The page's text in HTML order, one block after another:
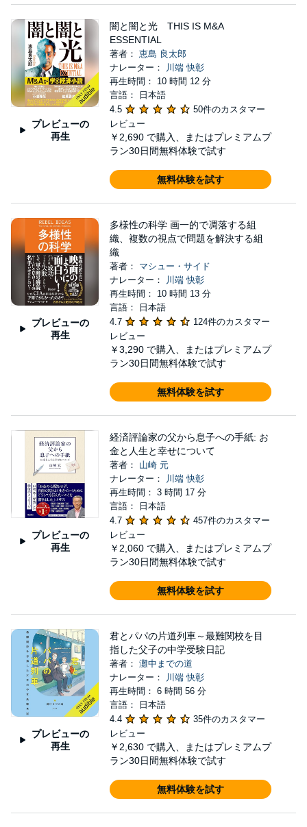
プレビューの
再生
闇と闇と光 THIS IS M&A
ESSENTIAL
著者： 恵島 良太郎
ナレーター：
川端 快彰
再生時間： 10 時間 12 分
言語： 日本語
4.5
50件のカスタマー
レビュー
￥2,690 で購入、またはプレミアムプ
ラン30日間無料体験で試す
無料体験を試す
プレビューの
再生
多様性の科学 画一的で凋落する組
織、複数の視点で問題を解決する組
織
著者： マシュー・サイド
ナレーター：
川端 快彰
再生時間： 10 時間 13 分
言語： 日本語
4.7
124件のカスタマー
レビュー
￥3,290 で購入、またはプレミアムプ
ラン30日間無料体験で試す
無料体験を試す
プレビューの
再生
経済評論家の父から息子への手紙: お
金と人生と幸せについて
著者： 山崎 元
ナレーター：
川端 快彰
再生時間： 3 時間 17 分
言語： 日本語
4.7
457件のカスタマー
レビュー
￥2,060 で購入、またはプレミアムプ
ラン30日間無料体験で試す
無料体験を試す
プレビューの
再生
君とパパの片道列車～最難関校を目
指した父子の中学受験日記
著者： 灘中までの道
ナレーター：
川端 快彰
再生時間： 6 時間 56 分
言語： 日本語
4.4
35件のカスタマー
レビュー
￥2,630 で購入、またはプレミアムプ
ラン30日間無料体験で試す
無料体験を試す